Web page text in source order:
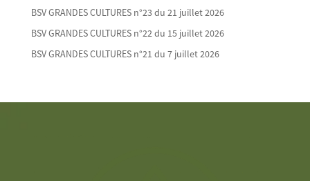
BSV GRANDES CULTURES n°23 du 21 juillet 2026
BSV GRANDES CULTURES n°22 du 15 juillet 2026
BSV GRANDES CULTURES n°21 du 7 juillet 2026